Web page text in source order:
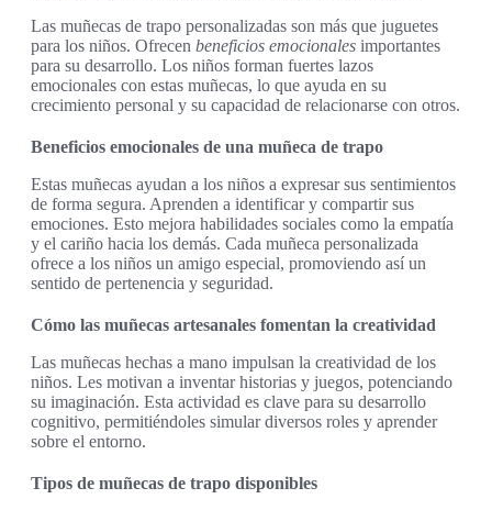
Las muñecas de trapo personalizadas son más que juguetes
para los niños. Ofrecen beneficios emocionales importantes
para su desarrollo. Los niños forman fuertes lazos
emocionales con estas muñecas, lo que ayuda en su
crecimiento personal y su capacidad de relacionarse con otros.
Beneficios emocionales de una muñeca de trapo
Estas muñecas ayudan a los niños a expresar sus sentimientos
de forma segura. Aprenden a identificar y compartir sus
emociones. Esto mejora habilidades sociales como la empatía
y el cariño hacia los demás. Cada muñeca personalizada
ofrece a los niños un amigo especial, promoviendo así un
sentido de pertenencia y seguridad.
Cómo las muñecas artesanales fomentan la creatividad
Las muñecas hechas a mano impulsan la creatividad de los
niños. Les motivan a inventar historias y juegos, potenciando
su imaginación. Esta actividad es clave para su desarrollo
cognitivo, permitiéndoles simular diversos roles y aprender
sobre el entorno.
Tipos de muñecas de trapo disponibles